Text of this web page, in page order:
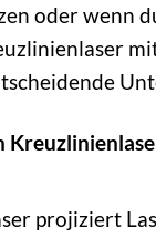
oder wenn
projiziert